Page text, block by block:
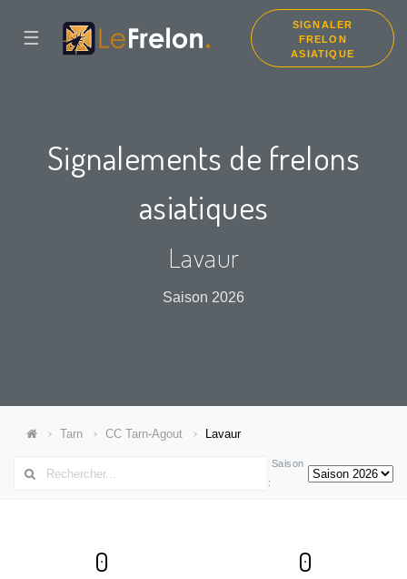
☰
SIGNALER
FRELON
ASIATIQUE
Signalements de frelons
asiatiques
Lavaur
Saison 2026
Tarn CC Tarn-Agout Lavaur
Saison
:
0 0